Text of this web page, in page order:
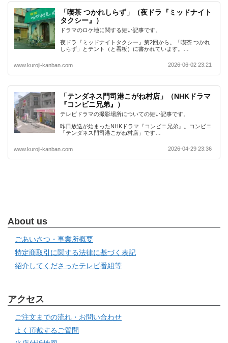
「喫茶 つかれしらず」（夜ドラ『ミッドナイト
タクシー』）
ドラマのロケ地に関する短い記事です。
夜ドラ『ミッドナイトタクシー』第2回から。「喫茶 つかれ
しらず」とテント（と看板）に書かれています。…
www.kuroji-kanban.com 2026-06-02 23:21
「テンダネス門司港こがね村店」（NHKドラマ
『コンビニ兄弟』）
テレビドラマの撮影場所についての短い記事です。
昨日放送が始まったNHKドラマ『コンビニ兄弟』。コンビニ
「テンダネス門司港こがね村店」です…
www.kuroji-kanban.com 2026-04-29 23:36
About us
ごあいさつ・事業所概要
特定商取引に関する法律に基づく表記
紹介してくださったテレビ番組等
アクセス
ご注文までの流れ・お問い合わせ
よく頂戴するご質問